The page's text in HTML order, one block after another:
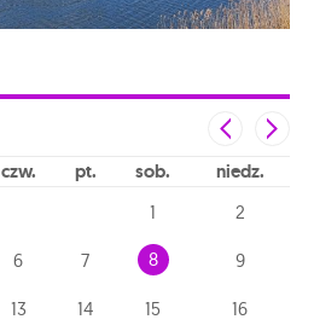
czw pt sob niedz
1 2
6 7 8 9
13 14 15 16